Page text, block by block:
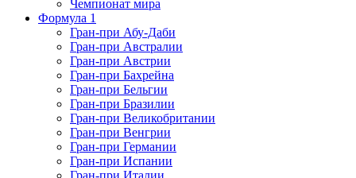
Чемпионат мира
Формула 1
Гран-при Абу-Даби
Гран-при Австралии
Гран-при Австрии
Гран-при Бахрейна
Гран-при Бельгии
Гран-при Бразилии
Гран-при Великобритании
Гран-при Венгрии
Гран-при Германии
Гран-при Испании
Гран-при Италии